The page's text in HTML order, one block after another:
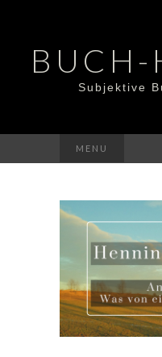
BUCH-
Subjektive
MENU